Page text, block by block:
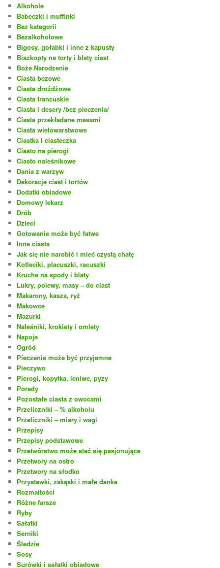
Alkohole
Babeczki i muffinki
Bez kategorii
Bezalkoholowe
Bigosy, gołabki i inne z kapusty
Biszkopty na torty i blaty ciast
Boże Narodzenie
Ciasta bezowe
Ciasta drożdżowe
Ciasta francuskie
Ciasta i desery /bez pieczenia/
Ciasta przekładane masami
Ciasta wielowarstwowe
Ciastka i ciasteczka
Ciasto na pierogi
Ciasto naleśnikowe
Dania z warzyw
Dekoracje ciast i tortów
Dodatki obiadowe
Domowy lekarz
Drób
Dzieci
Gotowanie może być łatwe
Inne ciasta
Jak się nie narobić i mieć czystą chatę
Kotleciki, placuszki, racuszki
Kruche na spody i blaty
Lukry, polewy, masy – do ciast
Makarony, kasza, ryż
Makowce
Mazurki
Naleśniki, krokiety i omlety
Napoje
Ogród
Pieczenie może być przyjemne
Pieczywo
Pierogi, kopytka, leniwe, pyzy
Porady
Pozostałe ciasta z owocami
Przeliczniki – % alkoholu
Przeliczniki – miary i wagi
Przepisy
Przepisy podstawowe
Przetwórstwo może stać się pasjonujące
Przetwory na ostro
Przetwory na słodko
Przystawki, zakąski i małe danka
Rozmaitości
Różne farsze
Ryby
Sałatki
Serniki
Śledzie
Sosy
Surówki i sałatki obiadowe